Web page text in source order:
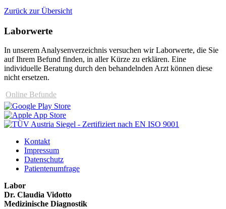
Zurück zur Übersicht
Laborwerte
In unserem Analysen­verzeichnis versuchen wir Laborwerte, die Sie
auf Ihrem Befund finden, in aller Kürze zu erklären. Eine
individuelle Beratung durch den behandelnden Arzt können diese
nicht ersetzen.
Online Befunde
Kontakt
Impressum
Datenschutz
Patientenumfrage
Labor
Dr. Claudia Vidotto
Medizinische Diagnostik